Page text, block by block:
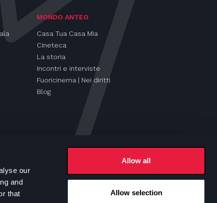
our
and
that
Allow all
Allow selection
MONDO ANTEO
Casa Tua Casa Mia
Cineteca
La storia
Incontri e interviste
Fuoricinema | Nei diritti
Blog
Seguici su